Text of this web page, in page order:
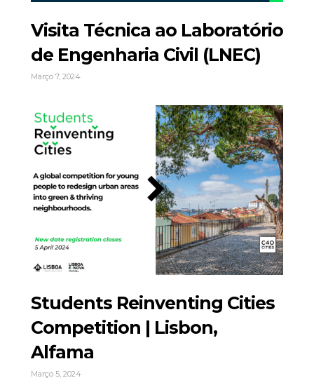
Visita Técnica ao Laboratório
de Engenharia Civil (LNEC)
Março 7, 2024
Students Reinventing Cities
Competition | Lisbon,
Alfama
Março 5, 2024